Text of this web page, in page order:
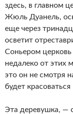
здесь, в главном
Жюль Дуанель,
еще через
осветит
Соньером
недалеко от этих
это он не смотря
будет
Эта деревушка, —